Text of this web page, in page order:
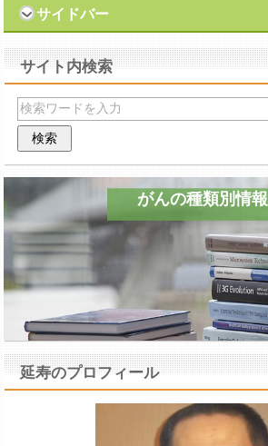
サイドバー
サイト内検索
がんの種類別情報
延寿のプロフィール